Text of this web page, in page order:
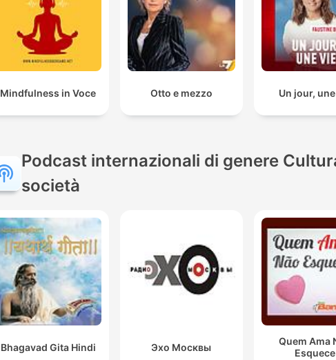
Mindfulness in Voce Otto e mezzo Un jour,
Podcast internazionali di genere
società
Bhagavad Gita Hindi Эхо Москвы
Quem Ama
Esquece